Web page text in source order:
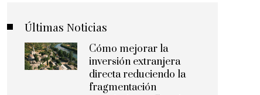
Últimas Noticias
Cómo mejorar la
inversión extranjera
directa reduciendo la
fragmentación